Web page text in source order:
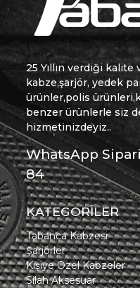
25 Yıllın verdiği
kabze,şarjör, yedek
ürünler,polis
benzer ürünlerle siz
hizmetinizdeyiz..
WhatsApp
84
KATEGORİLER
Tabanca Kabzesi
Şarjörler
Kişiye Özel Kabzeler
Silah Aksesuar